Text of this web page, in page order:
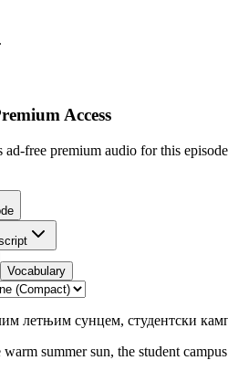
Access
ad-free premium audio for this
Vocabulary
летњим сунцем, студентски
warm summer sun, the student